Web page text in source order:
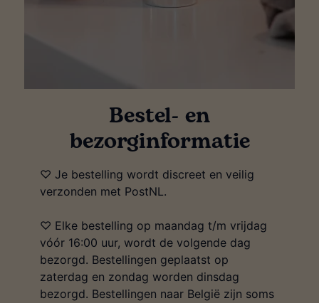
Bestel- en
bezorginformatie
♡ Je bestelling wordt discreet en veilig
verzonden met PostNL.
♡ Elke bestelling op maandag t/m vrijdag
vóór 16:00 uur, wordt de volgende dag
bezorgd. Bestellingen geplaatst op
zaterdag en zondag worden dinsdag
bezorgd. Bestellingen naar België zijn soms